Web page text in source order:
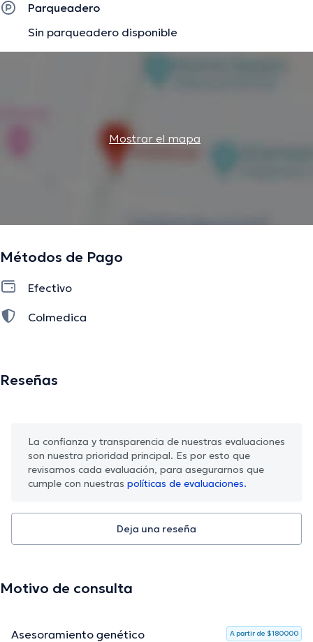
Parqueadero
Sin parqueadero disponible
Mostrar el mapa
Métodos de Pago
Efectivo
Colmedica
Reseñas
La confianza y transparencia de nuestras evaluaciones
son nuestra prioridad principal. Es por esto que
revisamos cada evaluación, para asegurarnos que
cumple con nuestras políticas de evaluaciones.
Deja una reseña
Motivo de consulta
Asesoramiento genético A partir de $180000